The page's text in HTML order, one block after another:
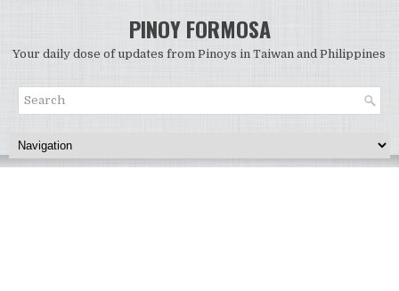
PINOY FORMOSA
Your daily dose of updates from Pinoys in Taiwan and Philippines